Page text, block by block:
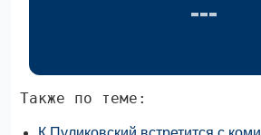
Также по теме: